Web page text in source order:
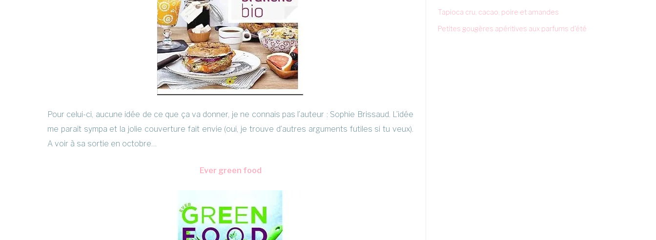
Pour celui-ci, aucune idée de ce que ça va donner, je ne connais pas l’auteur : Sophie Brissaud. L’idée
me paraît sympa et la jolie couverture fait envie (oui, je trouve d’autres arguments futiles si tu veux).
A voir à sa sortie en octobre…
Ever green food
Tapioca cru, cacao, poire et amandes
Petites gougères apéritives aux parfums d'été